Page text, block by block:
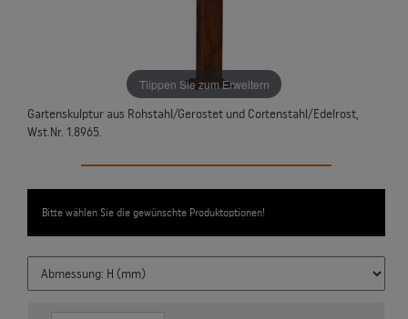
Tiippen Sie zum Erweitern
Gartenskulptur aus Rohstahl/Gerostet und Cortenstahl/Edelrost,
Wst.Nr. 1.8965.
Bitte wählen Sie die gewünschte Produktoptionen!